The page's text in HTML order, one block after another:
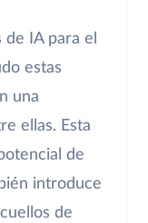
IA para el
estas
una
ellas. Esta
de
introduce
de